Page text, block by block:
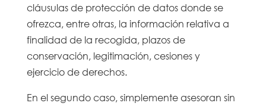
cláusulas de protección de datos donde se
ofrezca, entre otras, la información relativa a
finalidad de la recogida, plazos de
conservación, legitimación, cesiones y
ejercicio de derechos.
En el segundo caso, simplemente asesoran sin